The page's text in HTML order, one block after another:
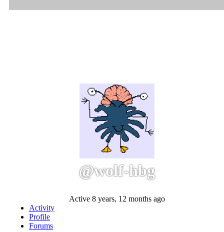
@wolf-hbg
Active 8 years, 12 months ago
Activity
Profile
Forums